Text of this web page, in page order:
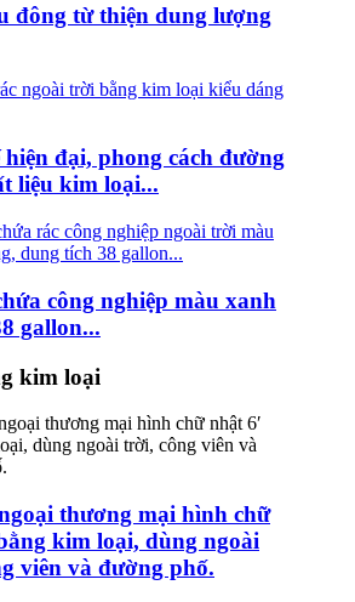
đông từ thiện dung lượng
đại, phong cách đường
liệu kim loại...
công nghiệp màu xanh
gallon...
kim loại
thương mại hình chữ
kim loại, dùng ngoài
viên và đường phố.